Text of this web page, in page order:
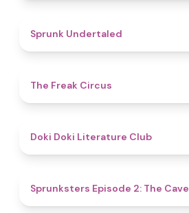
Sprunk Undertaled
The Freak Circus
Doki Doki Literature Club
Sprunksters Episode 2: The Cave